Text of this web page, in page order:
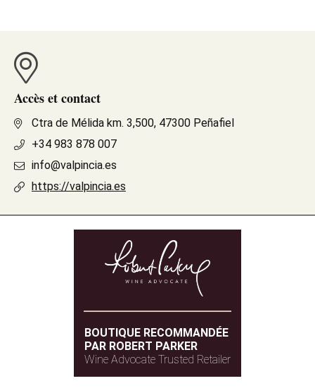
Accès et contact
Ctra de Mélida km. 3,500, 47300 Peñafiel
+34 983 878 007
info@valpincia.es
https://valpincia.es
BOUTIQUE RECOMMANDÉE
PAR ROBERT PARKER
Wine Advocate Trusted Retailer